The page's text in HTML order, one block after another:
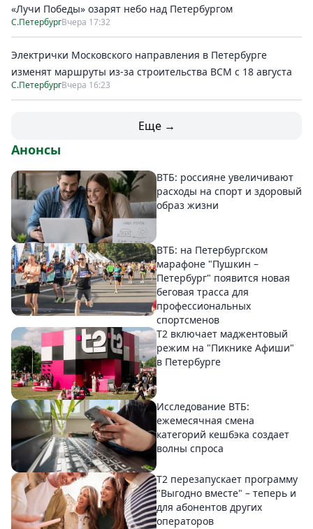
«Лучи Победы» озарят небо над Петербургом
С.ПетербургВчера 17:32
Электрички Московского направления в Петербурге
изменят маршруты из-за строительства ВСМ с 18 августа
С.ПетербургВчера 16:23
Еще →
Анонсы
ВТБ: россияне увеличивают
расходы на спорт и здоровый
образ жизни
ВТБ: на Петербургском
марафоне "Пушкин –
Петербург" появится новая
беговая трасса для
профессиональных
спортсменов
Т2 включает маджентовый
режим на "Пикнике Афиши"
в Петербурге
Исследование ВТБ:
ежемесячная смена
категорий кешбэка создает
волны спроса
Т2 перезапускает программу
"Выгодно вместе" – теперь и
для абонентов других
операторов